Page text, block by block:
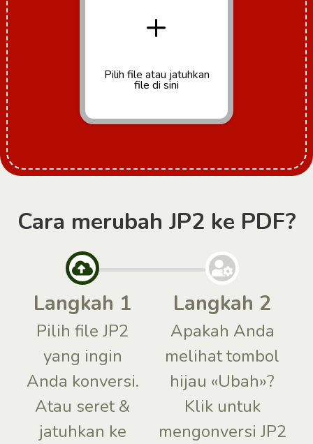
+
Pilih file atau jatuhkan
file di sini
Cara merubah JP2 ke PDF?
Langkah 1
Pilih file JP2
yang ingin
Anda konversi.
Atau seret &
jatuhkan ke
Langkah 2
Apakah Anda
melihat tombol
hijau «Ubah»?
Klik untuk
mengonversi JP2